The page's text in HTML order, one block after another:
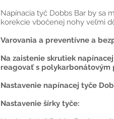
Napínacia tyč Dobbs Bar by sa
korekcie vbočenej nohy veľmi
Varovania a preventívne a
Na zaistenie skrutiek
reagovať s polykarbonátovým
Nastavenie napínacej tyče
Nastavenie šírky tyče: